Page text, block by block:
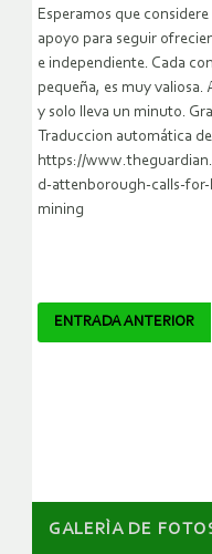
Esperamos que
apoyo para seguir
e independiente. Cada
pequeña, es muy valiosa.
y solo lleva un minuto.
Traduccion automática
https://
d-attenborough-calls-
mining
Navegador
ENTRADA ANTERIOR
GALERÌA DE